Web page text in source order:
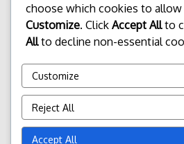
Istri
yang
admin
Read
choose which cookies to allow
Customize. Click Accept Allto
Allto decline non-essential
Customize
Reject All
Accept All